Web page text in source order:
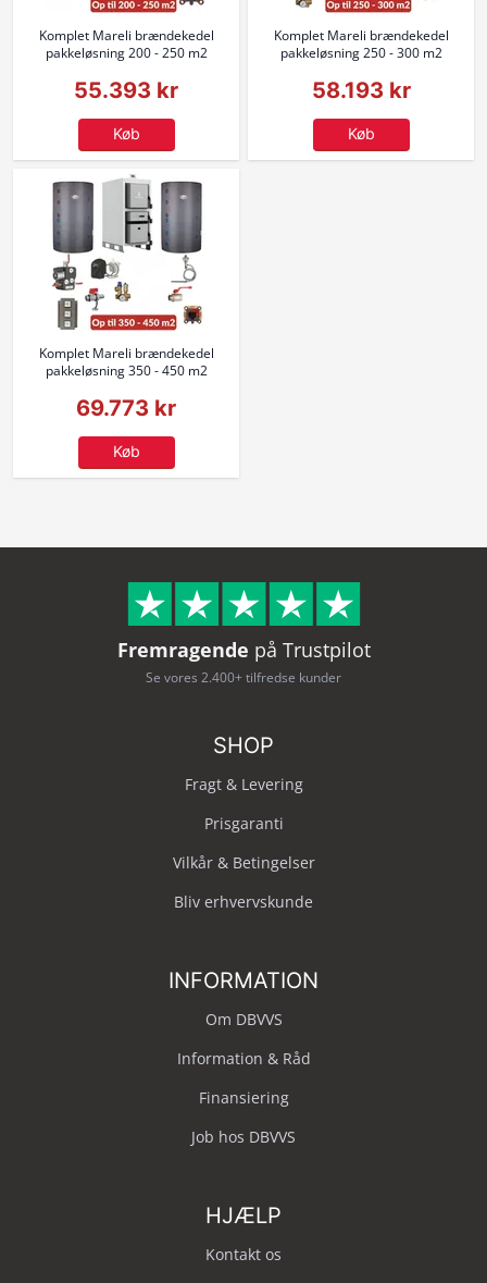
Komplet Mareli brændekedel
pakkeløsning 200 - 250 m2
55.393 kr
Køb
Komplet Mareli brændekedel
pakkeløsning 250 - 300 m2
58.193 kr
Køb
Komplet Mareli brændekedel
pakkeløsning 350 - 450 m2
69.773 kr
Køb
Fremragende på Trustpilot
Se vores 2.400+ tilfredse kunder
SHOP
Fragt & Levering
Prisgaranti
Vilkår & Betingelser
Bliv erhvervskunde
INFORMATION
Om DBVVS
Information & Råd
Finansiering
Job hos DBVVS
HJÆLP
Kontakt os